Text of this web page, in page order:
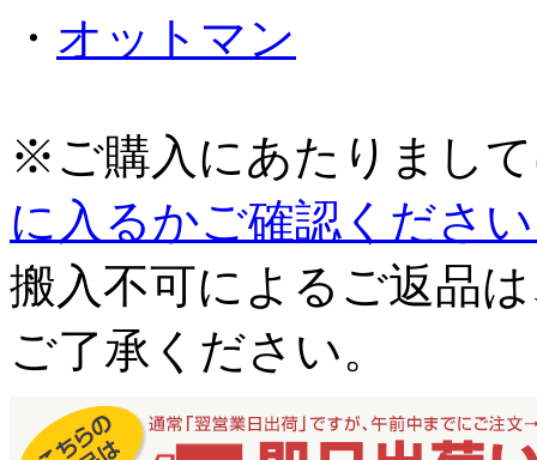
・ オットマン
※ご購入にあたりまし
に入るかご確認くださ
搬入不可によるご返品
ご了承ください。